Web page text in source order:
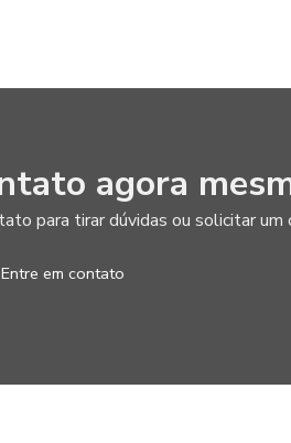
agora
para tirar dúvidas ou solicitar um
Entre em contato